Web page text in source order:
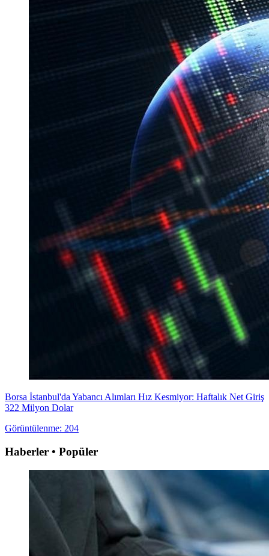
Borsa İstanbul'da Yabancı Alımları Hız Kesmiyor: Haftalık Net Giriş
322 Milyon Dolar
Görüntülenme: 204
Haberler • Popüler